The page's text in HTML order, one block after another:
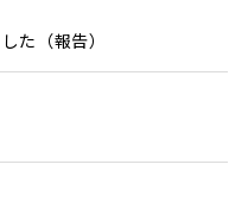
た（報告）